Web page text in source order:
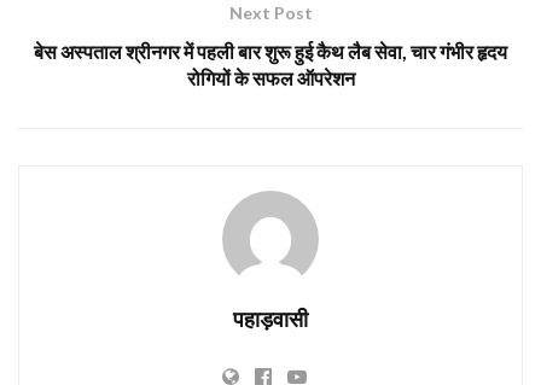
Next Post
बेस अस्पताल श्रीनगर में पहली बार शुरू हुई कैथ लैब सेवा, चार गंभीर हृदय
रोगियों के सफल ऑपरेशन
पहाड़वासी